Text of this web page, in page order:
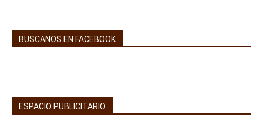
BUSCANOS EN FACEBOOK
ESPACIO PUBLICITARIO